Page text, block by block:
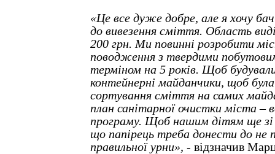
«Це все дуже добре, але я хочу
до вивезення сміття. Область
200 грн. Ми повинні розробити
поводження з твердими
терміном на 5 років. Щоб
контейнерні майданчики, щоб
сортування сміття на самих
план санітарної очистки міста –
програму. Щоб нашим дітям ще
що папірець треба донести до не
правильної урни», - відзначив